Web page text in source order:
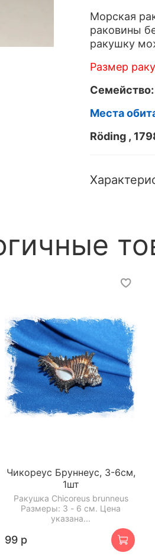
Морская
раковины
ракушку
Размер
Места
Röding ,
Чикореус Бруннеус, 3-6см,
1шт
Ракушка Chicoreus brunneus
Размеры: 3 - 6 см. Цена
указана...
99 р